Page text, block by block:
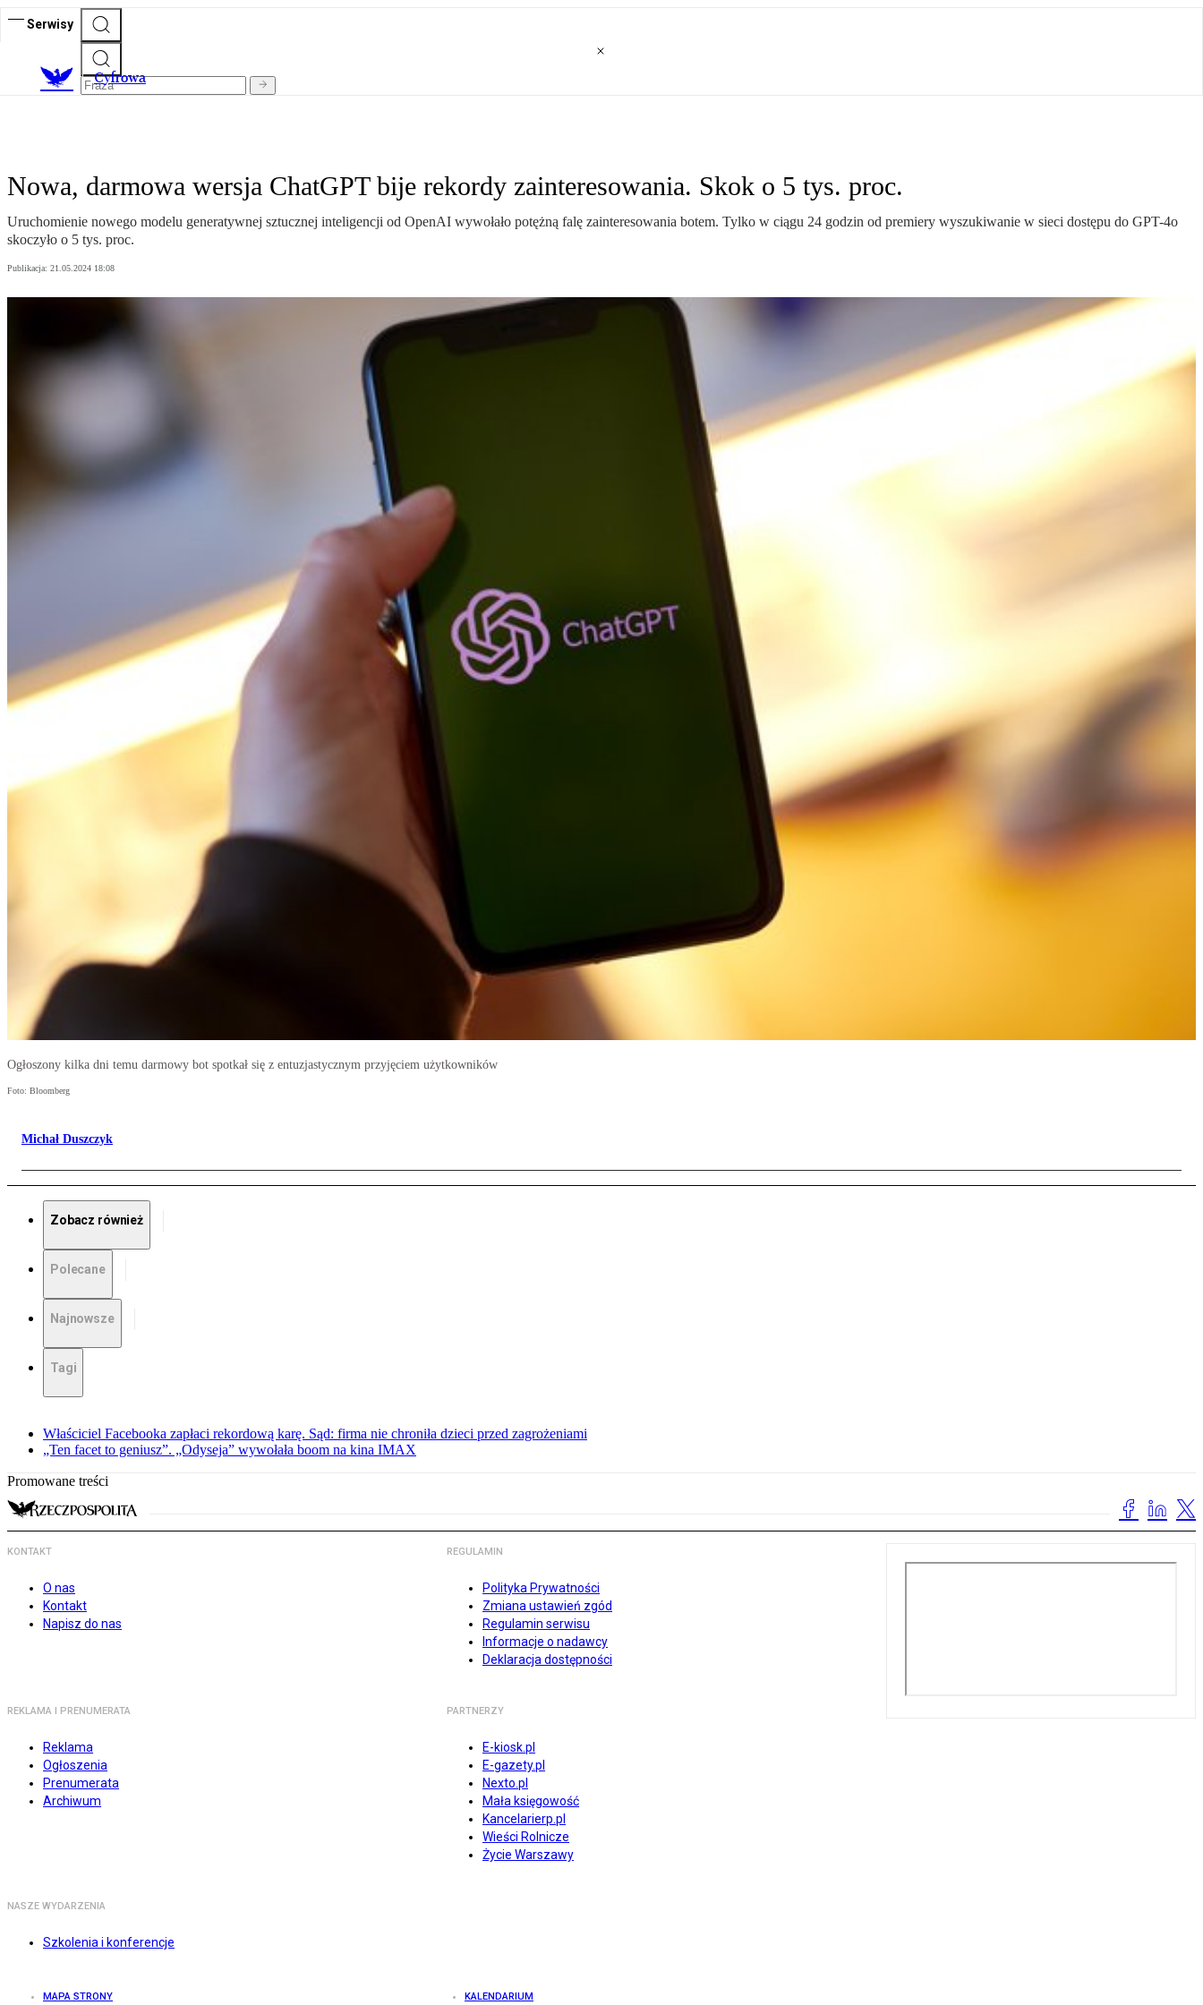
Serwisy
Cyfrowa
Nowa, darmowa wersja ChatGPT bije rekordy zainteresowania. Skok o 5 tys. proc.
Uruchomienie nowego modelu generatywnej sztucznej inteligencji od OpenAI wywołało potężną falę zainteresowania botem. Tylko w ciągu 24 godzin od premiery wyszukiwanie w sieci dostępu do GPT-4o
skoczyło o 5 tys. proc.
Publikacja: 21.05.2024 18:08
Ogłoszony kilka dni temu darmowy bot spotkał się z entuzjastycznym przyjęciem użytkowników
Foto: Bloomberg
Michał Duszczyk
Zobacz również
Polecane
Najnowsze
Tagi
Właściciel Facebooka zapłaci rekordową karę. Sąd: firma nie chroniła dzieci przed zagrożeniami
„Ten facet to geniusz”. „Odyseja” wywołała boom na kina IMAX
Promowane treści
KONTAKT
O nas
Kontakt
Napisz do nas
REGULAMIN
Polityka Prywatności
Zmiana ustawień zgód
Regulamin serwisu
Informacje o nadawcy
Deklaracja dostępności
REKLAMA I PRENUMERATA
Reklama
Ogłoszenia
Prenumerata
Archiwum
PARTNERZY
E-kiosk.pl
E-gazety.pl
Nexto.pl
Mała księgowość
Kancelarierp.pl
Wieści Rolnicze
Życie Warszawy
NASZE WYDARZENIA
Szkolenia i konferencje
MAPA STRONY KALENDARIUM